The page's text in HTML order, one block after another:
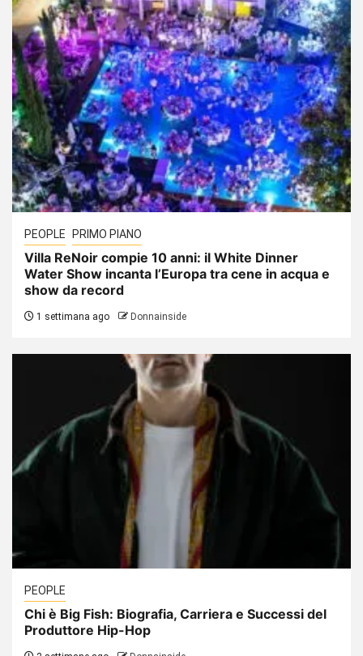
PEOPLE PRIMO PIANO
Villa ReNoir compie 10 anni: il White Dinner
Water Show incanta l’Europa tra cene in acqua e
show da record
1 settimana ago Donnainside
PEOPLE
Chi è Big Fish: Biografia, Carriera e Successi del
Produttore Hip-Hop